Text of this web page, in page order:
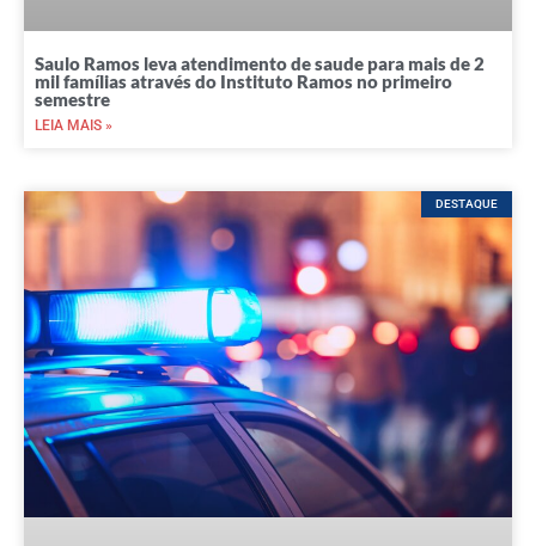
Saulo Ramos leva atendimento de saude para mais de 2
mil famílias através do Instituto Ramos no primeiro
semestre
LEIA MAIS »
DESTAQUE